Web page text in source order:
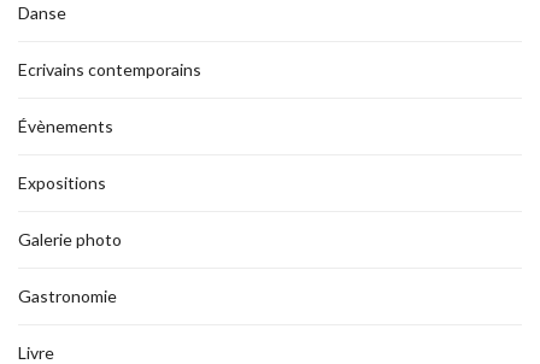
Danse
Ecrivains contemporains
Évènements
Expositions
Galerie photo
Gastronomie
Livre